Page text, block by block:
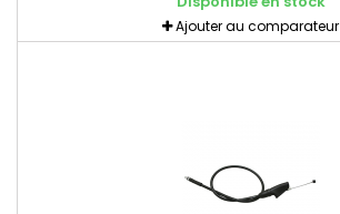
Ajouter au comparateur